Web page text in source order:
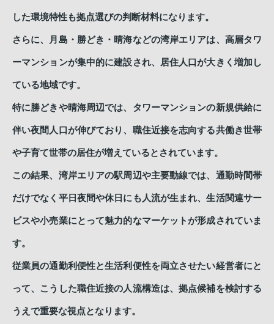
した環境特性も拠点選びの判断材料になります。
さらに、月島・勝どき・晴海などの湾岸エリアは、高層タワ
ーマンションが集中的に建設され、居住人口が大きく増加し
ている地域です。
特に勝どきや晴海周辺では、タワーマンションの新規供給に
伴い夜間人口が伸びており、職住近接を志向する共働き世帯
や子育て世帯の居住が増えているとされています。
この結果、湾岸エリアの駅周辺や主要動線では、通勤時間帯
だけでなく平日夜間や休日にも人流が生まれ、生活関連サー
ビスや小売業にとって魅力的なマーケットが形成されていま
す。
従業員の通勤利便性と生活利便性を両立させたい経営者にと
って、こうした職住近接の人流構造は、拠点候補を検討する
うえで重要な視点となります。